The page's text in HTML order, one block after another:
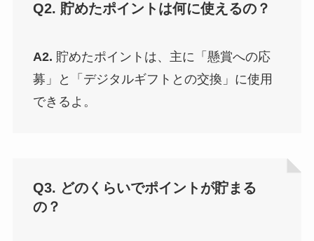
Q2. 貯めたポイントは何に使えるの？
A2. 貯めたポイントは、主に「懸賞への応
募」と「デジタルギフトとの交換」に使用
できるよ。
Q3. どのくらいでポイントが貯まる
の？